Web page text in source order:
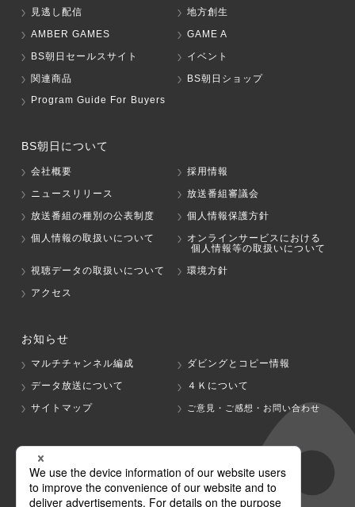
見逃し配信
地方創生
AMBER GAMES
GAME A
BS朝日セールスサイト
イベント
関連商品
BS朝日ショップ
Program Guide For Buyers
BS朝日について
会社概要
採用情報
ニュースリリース
放送番組審議会
放送番組の種別の公表制度
個人情報保護方針
個人情報の取扱いについて
オンラインサービスにおける
個人情報等の取扱いについて
視聴データの取扱いについて
環境方針
アクセス
お知らせ
マルチチャンネル編成
ダビングとコピー情報
データ放送について
４Ｋについて
サイトマップ
ご意見・ご感想・お問い合わせ
グループ会社
テレビ朝日 テレ朝チャンネル